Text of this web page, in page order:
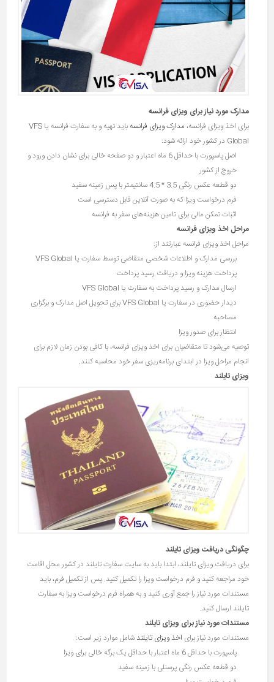
مدارک مورد نیاز برای ویزای فرانسه
برای اخذ ویزای فرانسه، مدارک ویزای فرانسه
باید تهیه و به سفارت فرانسه یا VFS
Global در کشور خود ارائه شود:
اصل پاسپورت با حداقل 6 ماه اعتبار و دو صفحه خالی برای نشان دادن ورود و
خروج از کشور
دو قطعه عکس رنگی 3.5 * 4.5 سانتیمتر با پس زمینه سفید
فرم درخواست ویزا که به صورت آنلاین قابل دسترسی است
اثبات تمکن مالی برای تامین هزینه‌های سفر به فرانسه
مراحل اخذ ویزای فرانسه
مراحل اخذ ویزای فرانسه عبارتند از:
بررسی مدارک و اطلاعات شخصی متقاضی توسط سفارت یا VFS Global
پرداخت هزینه ویزا و دریافت رسید پرداخت
ارسال مدارک و رسید پرداخت به سفارت یا VFS Global
دیدار حضوری در سفارت یا VFS Global برای تحویل اصل مدارک و برگزاری
مصاحبه
انتظار برای صدور ویزا
توصیه می‌شود تا متقاضیان برای اخذ ویزای فرانسه، با کافی بودن زمان لازم برای
انجام مراحل ویزا در ابتدای برنامه‌ریزی سفر خود محاسبه کنند.
ویزای تایلند
چگونگی دریافت ویزای تایلند
برای دریافت ویزای تایلند، ابتدا باید به سایت سفارت تایلند در کشور محل اقامت
خود مراجعه کنید و فرم درخواست ویزا را تکمیل کنید. پس از تکمیل فرم، باید
مستندات مورد نیاز را جمع آوری کنید و به همراه فرم درخواست ویزا به سفارت
تایلند ارسال کنید.
مستندات مورد نیاز برای ویزای تایلند
مستندات مورد نیاز برای اخذ ویزای تایلند شامل موارد زیر است:
پاسپورت با حداقل 6 ماه اعتبار با حداقل یک برگه خالی برای ویزا
دو قطعه عکس رنگی پرسنلی با زمینه سفید